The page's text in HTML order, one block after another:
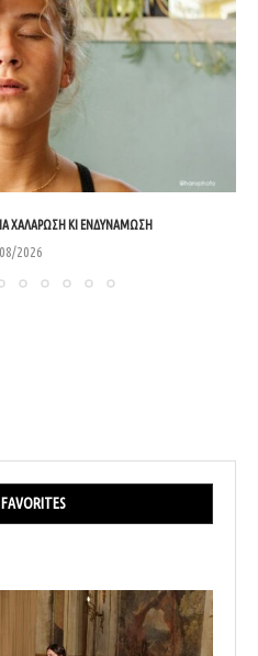
ΧΑΛΆΡΩΣΗ ΚΙ ΕΝΔΥΝΆΜΩΣΗ
2026